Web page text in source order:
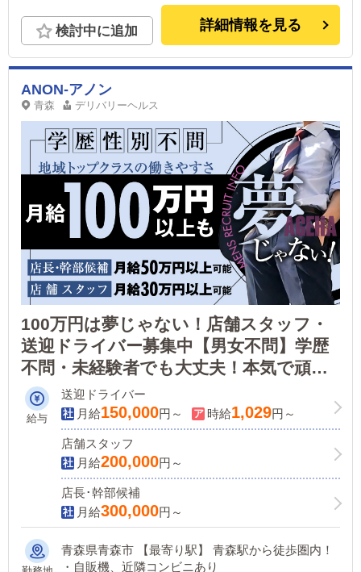
検討中に追加 詳細情報を見る
ANON-アノン
青森 デリバリーヘルス
100万円は夢じゃない！店舗スタッフ・
送迎ドライバー募集中【男女不問】学歴
不問・未経験者でも大丈夫！本気で頑張
ればしっかり稼げる業界です！今が転職
のチャンス！！
給与
送迎ドライバー
月給150,000円～ 時給1,029円～
店舗スタッフ
月給200,000円～
店長･幹部候補
月給300,000円～
青森県青森市 【最寄り駅】 青森駅から徒歩圏内！
・自販機、近隣コンビニあり